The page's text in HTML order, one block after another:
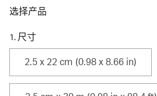
选择产品
1. 尺寸
2.5 x 22 cm (0.98 x 8.66 in)